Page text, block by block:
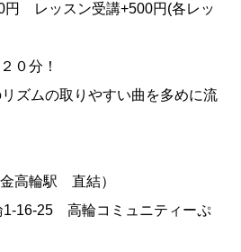
円 レッスン受講+500円(各レッ
０分！
ズムの取りやすい曲を多めに流
高輪駅 直結）
16-25 高輪コミュニティーぷ